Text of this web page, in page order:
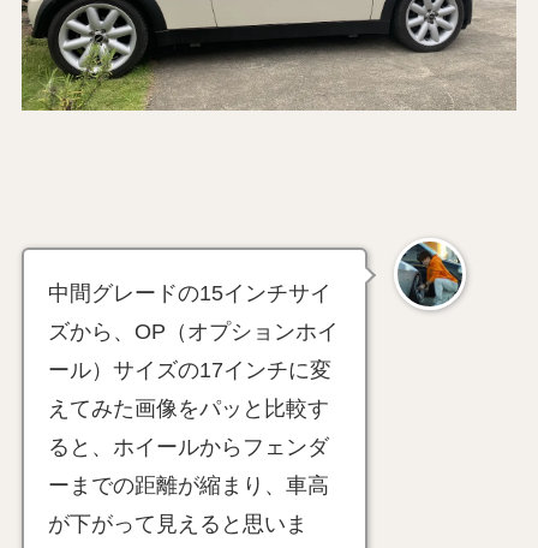
中間グレードの15インチサイ
ズから、OP（オプションホイ
ール）サイズの17インチに変
えてみた画像をパッと比較す
ると、ホイールからフェンダ
ーまでの距離が縮まり、車高
が下がって見えると思いま